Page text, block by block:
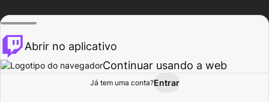
Procurar Atividade
Abrir no aplicativo
Continuar usando a web
Já tem uma conta?Entrar